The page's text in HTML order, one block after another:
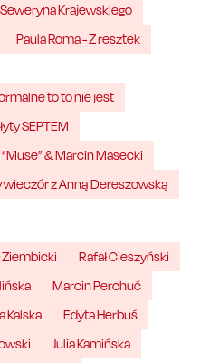
Krajewskiego
Paula Roma - Z resztek
to to nie jest
SEPTEM
& Marcin Masecki
wieczór z Anną Dereszowską
Ziembicki
Rafał Cieszyński
Marcin Perchuć
Kalska
Edyta Herbuś
Julia Kamińska